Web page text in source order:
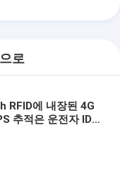
로
RFID에 내장된 4G
추적은 운전자 ID